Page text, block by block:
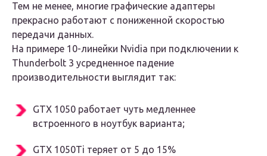
Тем не менее, многие графические адаптеры
прекрасно работают с пониженной скоростью
передачи данных.
На примере 10-линейки Nvidia при подключении к
Thunderbolt 3 усредненное падение
производительности выглядит так:
GTX 1050 работает чуть медленнее
встроенного в ноутбук варианта;
GTX 1050Ti теряет от 5 до 15%